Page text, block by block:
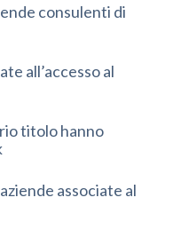
consulenti di
all’accesso al
titolo hanno
associate al